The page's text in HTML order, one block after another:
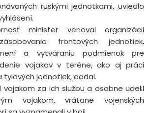
ruskými jednotkami, uviedlo
minister venoval organizácii
frontových jednotiek,
a vytváraniu podmienok pre
vojakov v teréne, ako aj práci
tylových jednotiek, dodal.
vojakom za ich službu a osobne udelil
vojakom, vrátane vojenských